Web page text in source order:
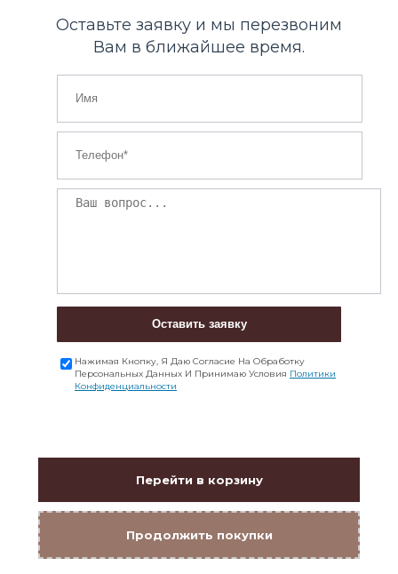
Оставьте заявку и мы перезвоним
Вам в ближайшее время.
Оставить заявку
Нажимая Кнопку, Я Даю Согласие На Обработку
Персональных Данных И Принимаю Условия Политики
Конфиденциальности
Перейти в корзину
Продолжить покупки